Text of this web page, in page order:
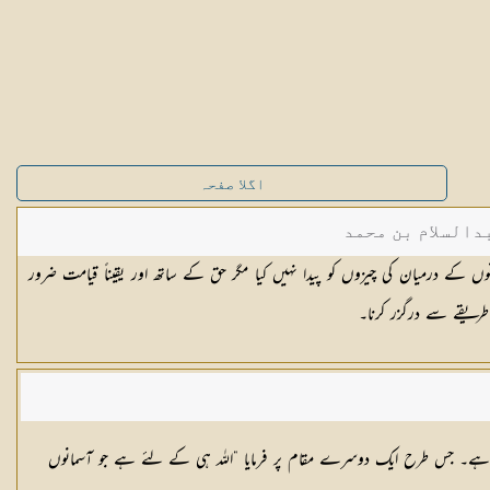
اگلا صفحہ
بن محمد
کے درمیان کی چیزوں کو پیدا نہیں کیا مگر حق کے ساتھ اور یقیناً قیامت ضرور
سے درگزر کرنا۔
ہے۔ جس طرح ایک دوسرے مقام پر فرمایا ”اللہ ہی کے لئے ہے جو آسمانوں